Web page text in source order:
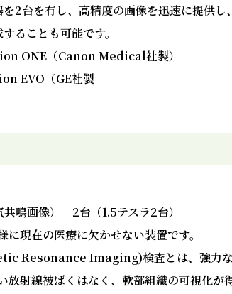
2台を有し、高精度の画像を迅速に提供
ることも可能です。
ONE（Canon Medical社製）
EVO（GE社製
鳴画像） 2台（1.5テスラ2台）
に現在の医療に欠かせない装置です。
Resonance Imaging)検査とは、強力な
放射線被ばくはなく、軟部組織の可視化が